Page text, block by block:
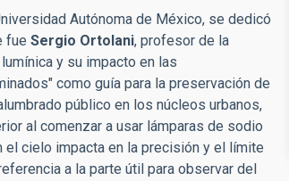
Autónoma de México, se dedicó
fue Sergio Ortolani, profesor de la
y su impacto en las
como guía para la preservación de
público en los núcleos urbanos,
al comenzar a usar lámparas de sodio
cielo impacta en la precisión y el límite
a la parte útil para observar del